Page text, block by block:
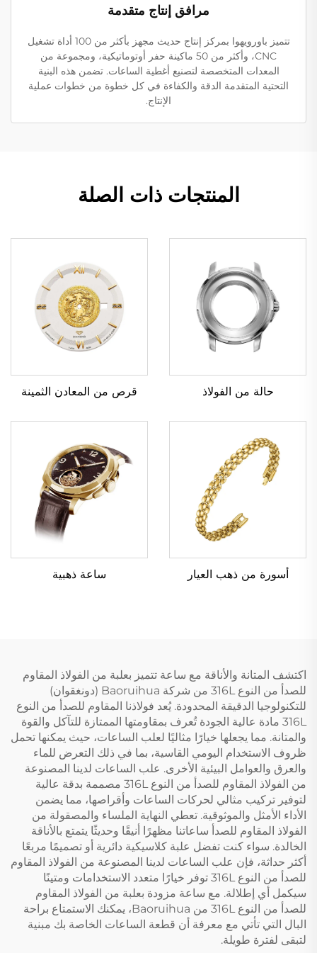
مرافق إنتاج متقدمة
تتميز باورويهوا بمركز إنتاج حديث مجهز بأكثر من 100 أداة تشغيل
CNC، وأكثر من 50 ماكينة حفر أوتوماتيكية، ومجموعة من
المعدات المتخصصة لتصنيع أغطية الساعات. تضمن هذه البنية
التحتية المتقدمة الدقة والكفاءة في كل خطوة من خطوات عملية
الإنتاج.
المنتجات ذات الصلة
حالة من الفولاذ قرص من المعادن الثمينة
أسورة من ذهب العيار ساعة ذهبية
اكتشف المتانة والأناقة مع ساعة تتميز بعلبة من الفولاذ المقاوم
للصدأ من النوع 316L من شركة Baoruihua (دونغقوان)
للتكنولوجيا الدقيقة المحدودة. يُعد فولاذنا المقاوم للصدأ من النوع
316L مادة عالية الجودة تُعرف بمقاومتها الممتازة للتآكل والقوة
والمتانة. مما يجعلها خيارًا مثاليًا لعلب الساعات، حيث يمكنها تحمل
ظروف الاستخدام اليومي القاسية، بما في ذلك التعرض للماء
والعرق والعوامل البيئية الأخرى. علب الساعات لدينا المصنوعة
من الفولاذ المقاوم للصدأ من النوع 316L مصممة بدقة عالية
لتوفير تركيب مثالي لحركات الساعات وأقراصها، مما يضمن
الأداء الأمثل والموثوقية. تعطي النهاية الملساء والمصقولة من
الفولاذ المقاوم للصدأ ساعاتنا مظهرًا أنيقًا وحديثًا يتمتع بالأناقة
الخالدة. سواء كنت تفضل علبة كلاسيكية دائرية أو تصميمًا مربعًا
أكثر حداثة، فإن علب الساعات لدينا المصنوعة من الفولاذ المقاوم
للصدأ من النوع 316L توفر خيارًا متعدد الاستخدامات ومتينًا
سيكمل أي إطلالة. مع ساعة مزودة بعلبة من الفولاذ المقاوم
للصدأ من النوع 316L من Baoruihua، يمكنك الاستمتاع براحة
البال التي تأتي مع معرفة أن قطعة الساعات الخاصة بك مبنية
لتبقى لفترة طويلة.